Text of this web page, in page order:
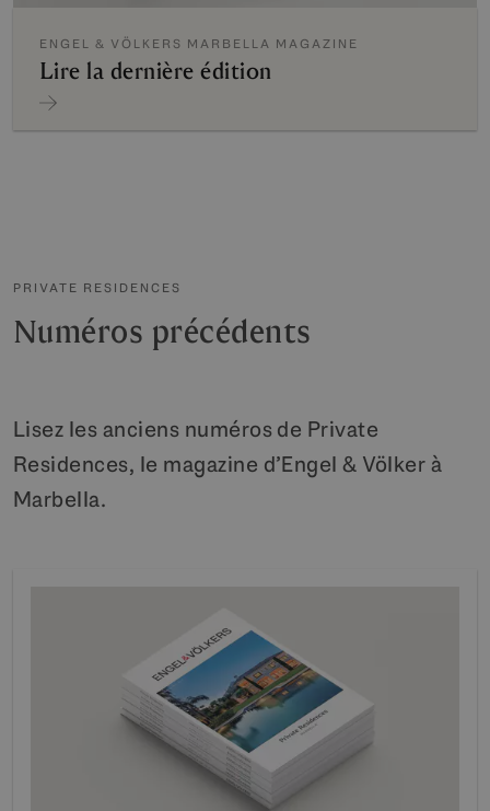
ENGEL & VÖLKERS MARBELLA MAGAZINE
Lire la dernière édition
PRIVATE RESIDENCES
Numéros précédents
Lisez les anciens numéros de Private
Residences, le magazine d’Engel & Völker à
Marbella.